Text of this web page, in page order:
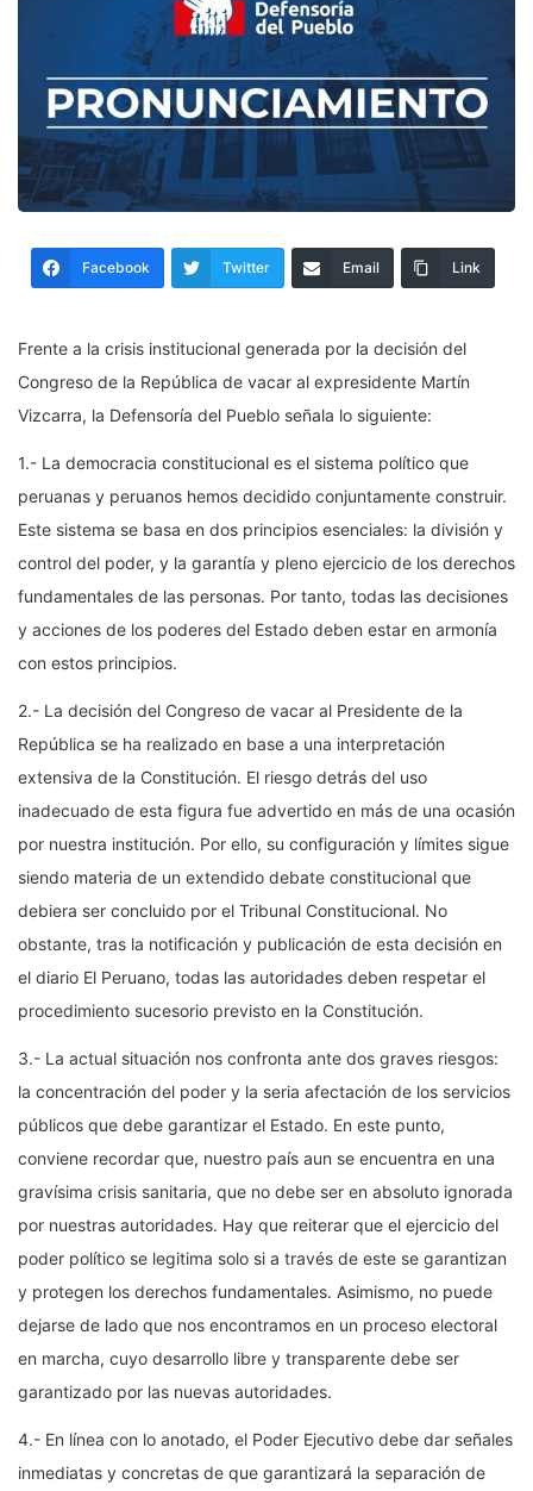
Facebook Twitter Email Link
Frente a la crisis institucional generada por la decisión del
Congreso de la República de vacar al expresidente Martín
Vizcarra, la Defensoría del Pueblo señala lo siguiente:
1.- La democracia constitucional es el sistema político que
peruanas y peruanos hemos decidido conjuntamente construir.
Este sistema se basa en dos principios esenciales: la división y
control del poder, y la garantía y pleno ejercicio de los derechos
fundamentales de las personas. Por tanto, todas las decisiones
y acciones de los poderes del Estado deben estar en armonía
con estos principios.
2.- La decisión del Congreso de vacar al Presidente de la
República se ha realizado en base a una interpretación
extensiva de la Constitución. El riesgo detrás del uso
inadecuado de esta figura fue advertido en más de una ocasión
por nuestra institución. Por ello, su configuración y límites sigue
siendo materia de un extendido debate constitucional que
debiera ser concluido por el Tribunal Constitucional. No
obstante, tras la notificación y publicación de esta decisión en
el diario El Peruano, todas las autoridades deben respetar el
procedimiento sucesorio previsto en la Constitución.
3.- La actual situación nos confronta ante dos graves riesgos:
la concentración del poder y la seria afectación de los servicios
públicos que debe garantizar el Estado. En este punto,
conviene recordar que, nuestro país aun se encuentra en una
gravísima crisis sanitaria, que no debe ser en absoluto ignorada
por nuestras autoridades. Hay que reiterar que el ejercicio del
poder político se legitima solo si a través de este se garantizan
y protegen los derechos fundamentales. Asimismo, no puede
dejarse de lado que nos encontramos en un proceso electoral
en marcha, cuyo desarrollo libre y transparente debe ser
garantizado por las nuevas autoridades.
4.- En línea con lo anotado, el Poder Ejecutivo debe dar señales
inmediatas y concretas de que garantizará la separación de